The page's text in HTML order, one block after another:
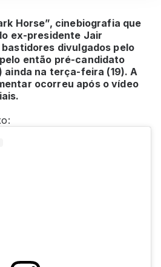
Horse”, cinebiografia que
ex-presidente Jair
divulgados pelo
então pré-candidato
ainda na terça-feira (19). A
ocorreu após o vídeo